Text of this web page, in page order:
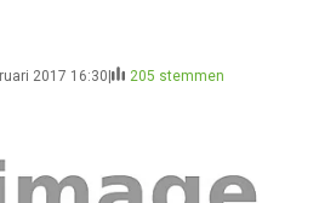
2017 16:30 205 stemmen